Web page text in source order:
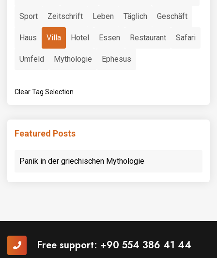
Sport Zeitschrift Leben Täglich Geschäft
Haus Villa Hotel Essen Restaurant Safari
Umfeld Mythologie Ephesus
Clear Tag Selection
Featured Posts
Panik in der griechischen Mythologie
Free support: +90 554 386 41 44